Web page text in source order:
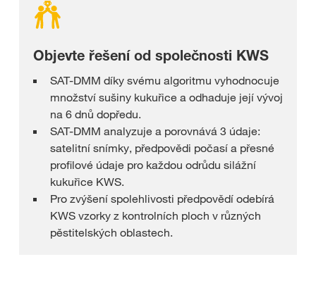
Objevte řešení od společnosti KWS
SAT-DMM díky svému algoritmu vyhodnocuje
množství sušiny kukuřice a odhaduje její vývoj
na 6 dnů dopředu.
SAT-DMM analyzuje a porovnává 3 údaje:
satelitní snímky, předpovědi počasí a přesné
profilové údaje pro každou odrůdu silážní
kukuřice KWS.
Pro zvýšení spolehlivosti předpovědí odebírá
KWS vzorky z kontrolních ploch v různých
pěstitelských oblastech.